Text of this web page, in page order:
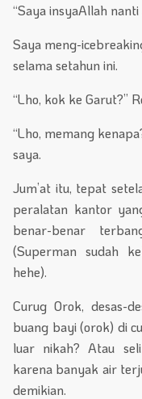
“Saya insyaAllah nanti
Saya meng-
selama setahun ini.
“Lho, kok ke Garut?”
“Lho, memang
saya.
Jum’at itu, tepat
peralatan kantor
benar-benar
(Superman sudah
hehe).
Curug Orok, desas-
buang bayi (orok) di
luar nikah? Atau
karena banyak air
demikian.